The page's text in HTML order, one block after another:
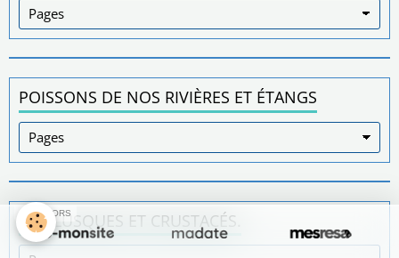
POISSONS DE NOS RIVIÈRES ET ÉTANGS
MOLLUSQUES ET CRUSTACÉS.
SPONSORS